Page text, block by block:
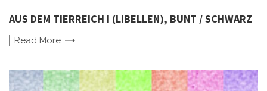
AUS DEM TIERREICH I (LIBELLEN), BUNT / SCHWARZ
Read More